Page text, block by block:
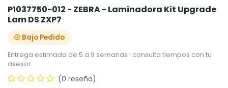
P1037750-012 - ZEBRA - Laminadora Kit Upgrade
Lam DS ZXP7
Bajo Pedido
Entrega estimada de 5 a 9 semanas · consulta tiempos con tu
asesor
(0 reseña)